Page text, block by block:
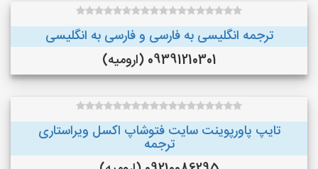
ترجمه انگلیسی به فارسی و فارسی به انگلیسی
09391210301 (ارومیه)
تایپ پاورپوینت سایت فتوشاپ اکسل ویراستاری
ترجمه